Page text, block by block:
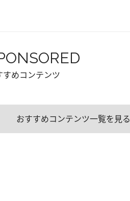
すめコンテンツ
おすすめコンテンツ一覧を見る